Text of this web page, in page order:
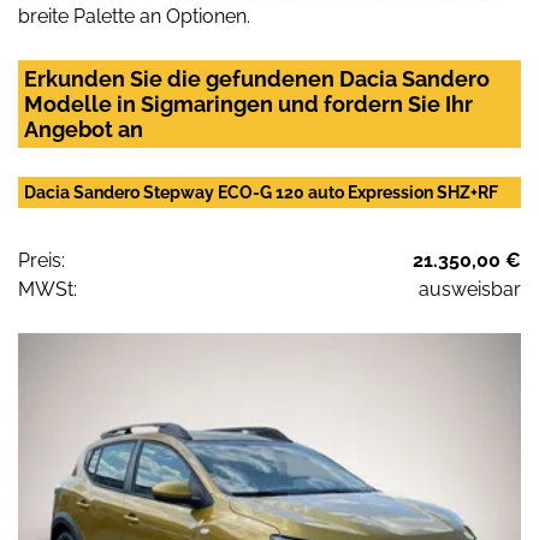
breite Palette an Optionen.
Erkunden Sie die gefundenen Dacia Sandero
Modelle in Sigmaringen und fordern Sie Ihr
Angebot an
Dacia Sandero Stepway ECO-G 120 auto Expression SHZ+RF
Preis:
21.350,00 €
MWSt:
ausweisbar